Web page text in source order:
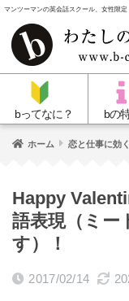
マンツーマンの英会話スクール、女性限
bってなに？ bの
ホーム 恋と仕事に効
Happy
語表現（ミー
す）！
2017/02/14